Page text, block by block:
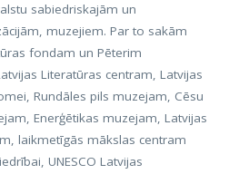
sabiedriskajām un
muzejiem. Par to sakām
fondam un Pēterim
Literatūras centram, Latvijas
Rundāles pils muzejam, Cēsu
Enerģētikas muzejam, Latvijas
laikmetīgās mākslas centram
UNESCO Latvijas